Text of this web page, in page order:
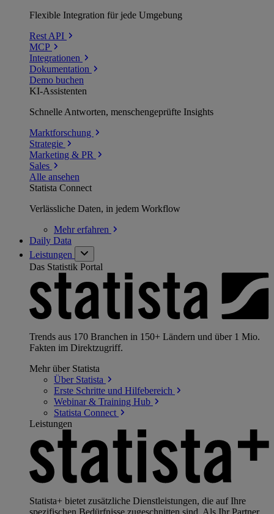
Flexible Integration für jede Umgebung
Rest API
MCP
Integrationen
Dokumentation
Demo buchen
KI-Assistenten
Schnelle Antworten, menschengeprüfte Insights
Marktforschung
Strategie
Marketing & PR
Sales
Alle ansehen
Statista Connect
Verlässliche Daten, in jedem Workflow
Mehrerfahren
Daily Data
Leistungen
Das Statistik Portal
Trends aus 170 Branchen in 150+ Ländern und über 1 Mio.
Fakten im Direktzugriff.
Mehr über Statista
Über Statista
Erste Schritte und Hilfebereich
Webinar & Training Hub
Statista Connect
Leistungen
Statista+ bietet zusätzliche Dienstleistungen, die auf Ihre
spezifischen Bedürfnisse zugeschnitten sind. Als Ihr Partner